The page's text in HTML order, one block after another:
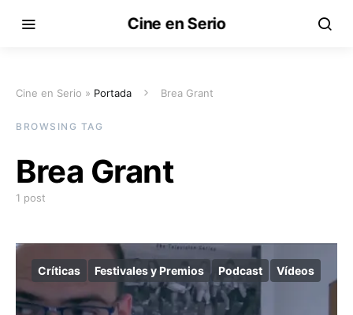
Cine en Serio
Cine en Serio » Portada Brea Grant
BROWSING TAG
Brea Grant
1 post
Críticas Festivales y Premios Podcast Vídeos